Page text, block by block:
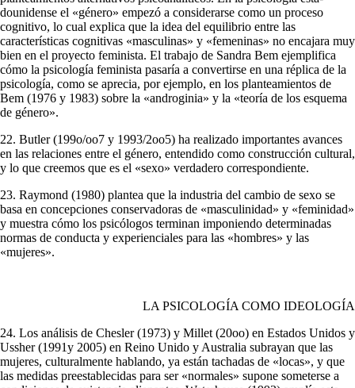
dounidense el «género» empezó a considerarse como un proceso
cognitivo, lo cual explica que la idea del equilibrio entre las
características cognitivas «mas­culinas» y «femeninas» no encajara muy
bien en el proyecto feminista. El trabajo de Sandra Bem ejemplifica
cómo la psicología feminista pasaría a convertirse en una réplica de la
psicología, como se aprecia, por ejemplo, en los planteamien­tos de
Bem (1976 y 1983) sobre la «androginia» y la «teoría de los esquema
de género».
22. Butler (199o/oo7 y 1993/2oo5) ha realizado importantes avances
en las rela­ciones entre el género, entendido como construcción cultural,
y lo que creemos que es el «sexo» verdadero correspondiente.
23. Raymond (1980) plantea que la industria del cambio de sexo se
basa en con­cepciones conservadoras de «masculinidad» y «feminidad»
y muestra cómo los psicólogos terminan imponiendo determinadas
normas de conducta y experienciales para las «hombres» y las
«mujeres».
LA PSICOLOGÍA COMO IDEOLOGÍA
24. Los análisis de Chesler (1973) y Millet (20oo) en Estados Unidos y
Ussher (1991y 2005) en Reino Unido y Australia subrayan que las
mujeres, culturalmente hablando, ya están tachadas de «locas», y que
las medidas preestablecidas para ser «normales» supone someterse a